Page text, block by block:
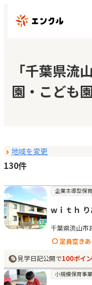
保育園・幼稚園を探す
地図から探す
マイページ
お気に入り
見学日記
メッセージ
「千葉県流
園・こども
地域を変更
130件
企業主導型保
wｉｔｈ
千葉県流山市
定員空きあ
見学日記公開で100ポイ
小規模保育事業